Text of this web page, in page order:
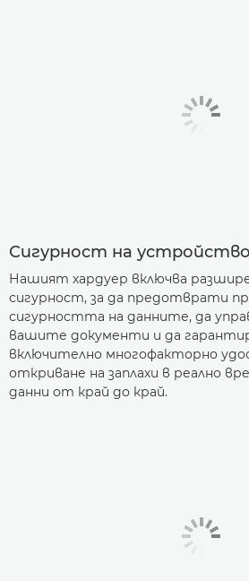
Сигурност на
Нашият хардуер включва
сигурност, за да предотврати
сигурността на данните, да
вашите документи и да
включително многофакторно
откриване на заплахи в реално
данни от край до край.